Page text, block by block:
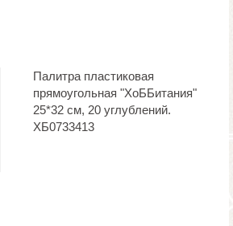
Палитра пластиковая
прямоугольная "ХоББитания"
25*32 см, 20 углублений.
ХБ0733413